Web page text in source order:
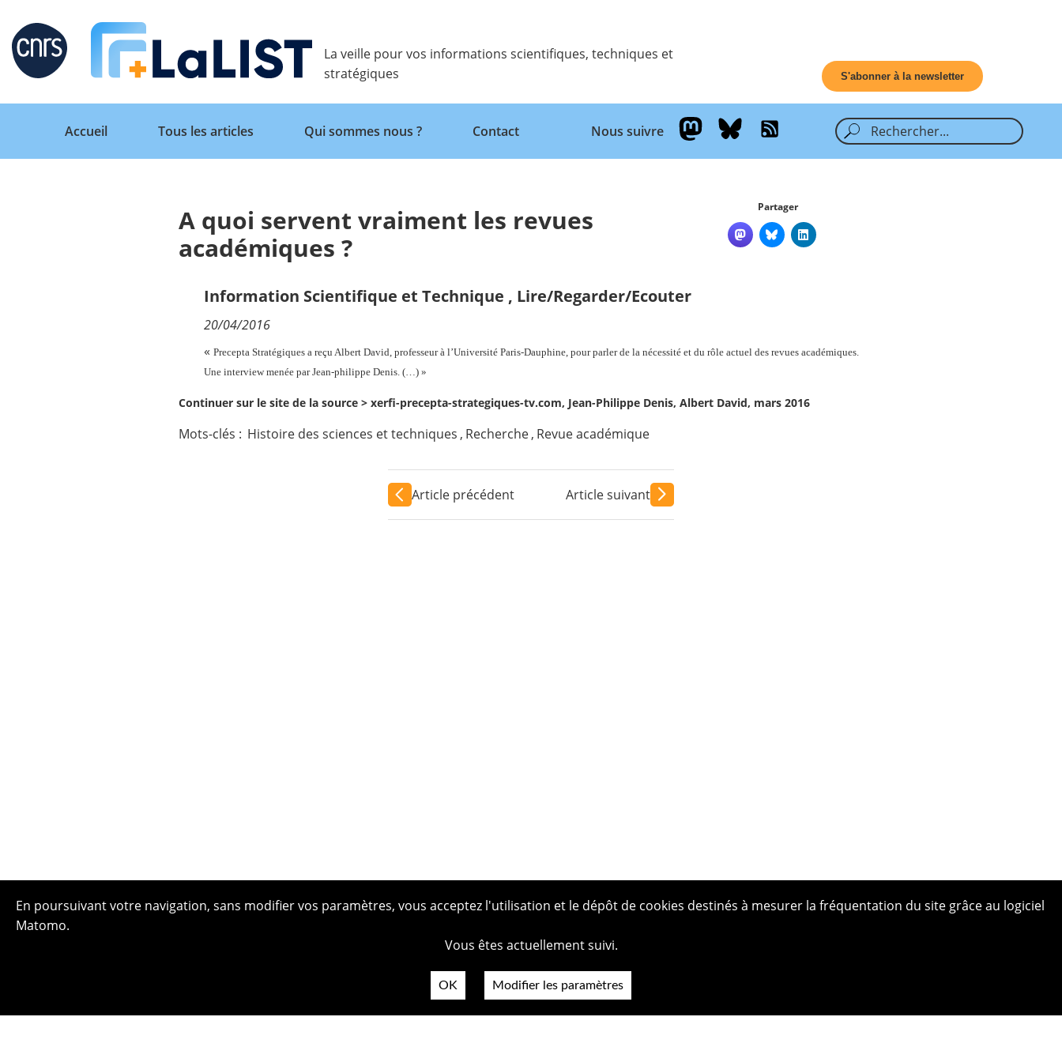
Retour
La veille pour vos informations scientifiques, techniques et
stratégiques
S'abonner à la newsletter
Retour
Accueil
Tous les articles Qui sommes nous ? Contact Nous suivre
A quoi servent vraiment les revues
académiques ?
Partager
Information Scientifique et Technique , Lire/Regarder/Ecouter
20/04/2016
« Precepta Stratégiques a reçu Albert David, professeur à l’Université Paris-Dauphine, pour parler de la nécessité et du rôle actuel des revues académiques.
Une interview menée par Jean-philippe Denis. (…) »
Continuer sur le site de la source > xerfi-precepta-strategiques-tv.com, Jean-Philippe Denis, Albert David, mars 2016
Mots-clés : Histoire des sciences et techniques , Recherche, Revue académique
Article précédent Article suivant
En poursuivant votre navigation, sans modifier vos paramètres, vous acceptez l'utilisation et le dépôt de cookies destinés à mesurer la fréquentation du site grâce au logiciel
Matomo.
Vous êtes actuellement suivi.
OK Modifier les paramètres